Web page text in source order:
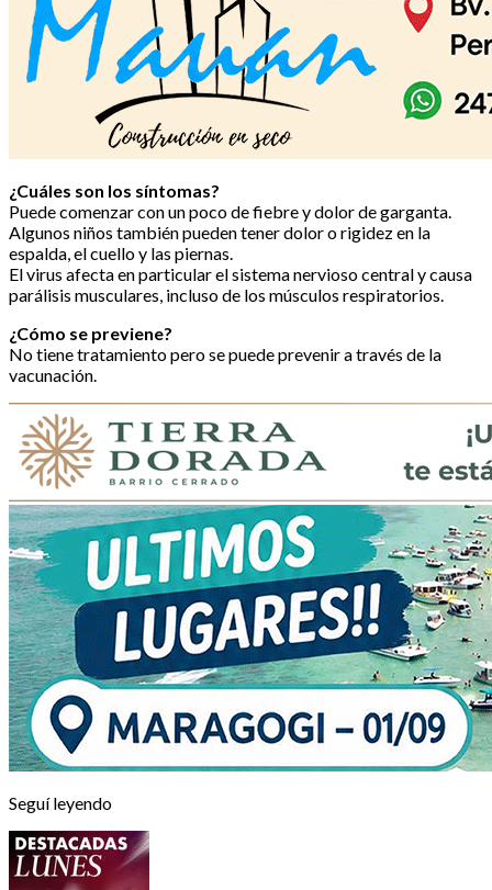
¿Cuáles son los síntomas?
Puede comenzar con un poco de fiebre y dolor de garganta.
Algunos niños también pueden tener dolor o rigidez en la
espalda, el cuello y las piernas.
El virus afecta en particular el sistema nervioso central y causa
parálisis musculares, incluso de los músculos respiratorios.
¿Cómo se previene?
No tiene tratamiento pero se puede prevenir a través de la
vacunación.
Seguí leyendo